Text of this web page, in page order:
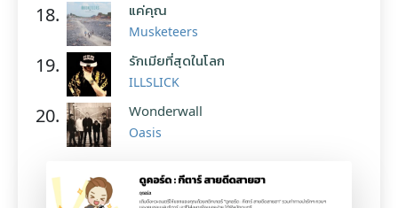
18. แค่คุณ
Musketeers
19. รักเมียที่สุดในโลก
ILLSLICK
20. Wonderwall
Oasis